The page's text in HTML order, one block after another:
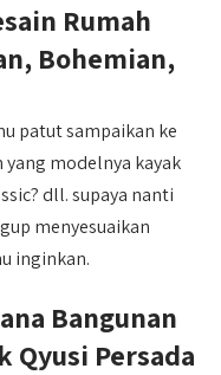
Rumah
Bohemian,
patut sampaikan ke
yang modelnya kayak
dll. supaya nanti
menyesuaikan
inginkan.
Bangunan
Qyusi Persada